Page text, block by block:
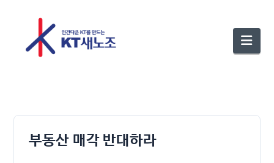
부동산 매각 반대하라